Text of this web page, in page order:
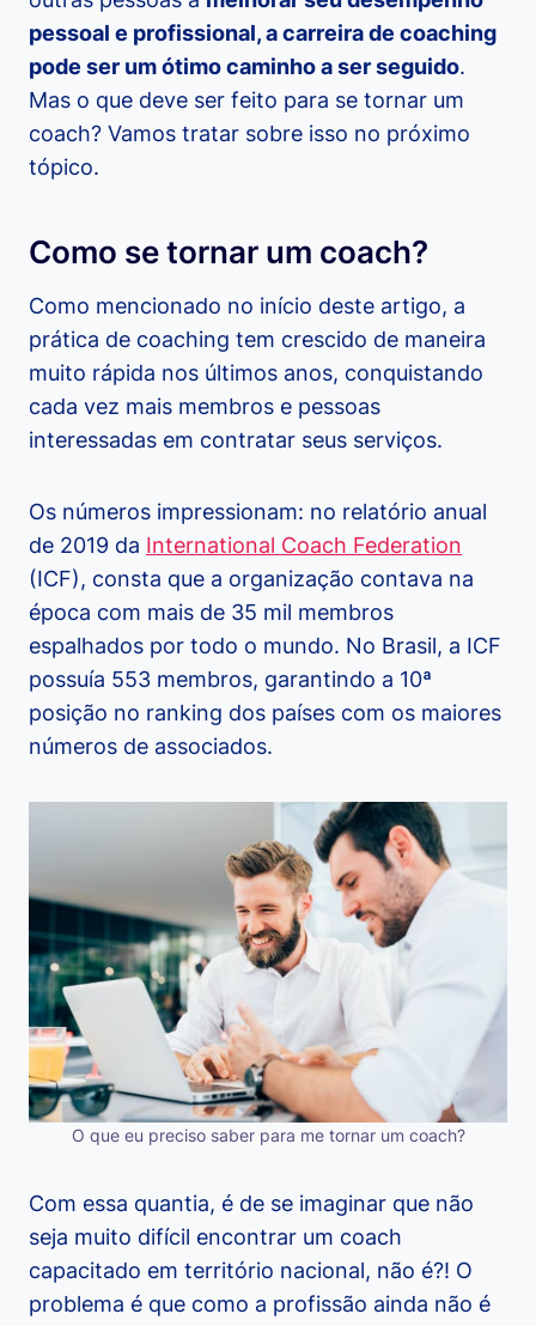
pessoal e profissional, a carreira de coaching
pode ser um ótimo caminho a ser seguido.
Mas o que deve ser feito para se tornar um
coach? Vamos tratar sobre isso no próximo
tópico.
Como se tornar um coach?
Como mencionado no início deste artigo, a
prática de coaching tem crescido de maneira
muito rápida nos últimos anos, conquistando
cada vez mais membros e pessoas
interessadas em contratar seus serviços.
Os números impressionam: no relatório anual
de 2019 da International Coach Federation
(ICF), consta que a organização contava na
época com mais de 35 mil membros
espalhados por todo o mundo. No Brasil, a ICF
possuía 553 membros, garantindo a 10ª
posição no ranking dos países com os maiores
números de associados.
O que eu preciso saber para me tornar um coach?
Com essa quantia, é de se imaginar que não
seja muito difícil encontrar um coach
capacitado em território nacional, não é?! O
problema é que como a profissão ainda não é